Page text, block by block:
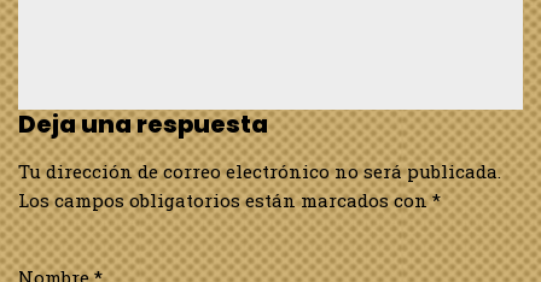
Deja una respuesta
Tu dirección de correo electrónico no será publicada.
Los campos obligatorios están marcados con*
Nombre*